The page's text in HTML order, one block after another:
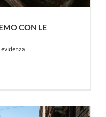
CON LE
evidenza